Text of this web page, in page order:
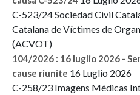
C-523/24 Sociedad Civil
Catalana de Víctimes de
(ACVOT)
104/2026 : 16 luglio 2026 -
cause riunite 16 Luglio 2026
C-258/23 Imagens Médicas